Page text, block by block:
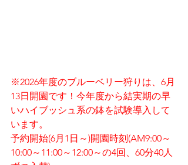
※2026年度のブルーベリー狩りは、6月
13日開園です！今年度から結実期の早
いハイブッシュ系の鉢を試験導入して
います。
予約開始(6月1日～)開園時刻(AM9:00～
10:00～11:00～12:00～の4回、60分40人